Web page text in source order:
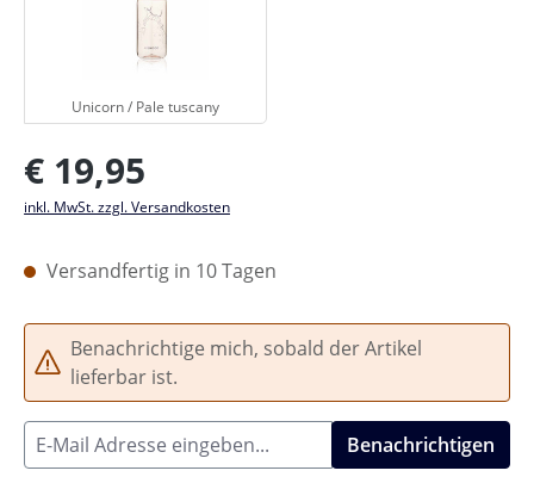
Unicorn / Pale tuscany
Unicorn / Pale tuscany
Regulärer Preis:
€ 19,95
inkl. MwSt. zzgl. Versandkosten
Versandfertig in 10 Tagen
Benachrichtige mich, sobald der Artikel
lieferbar ist.
Benachrichtigen